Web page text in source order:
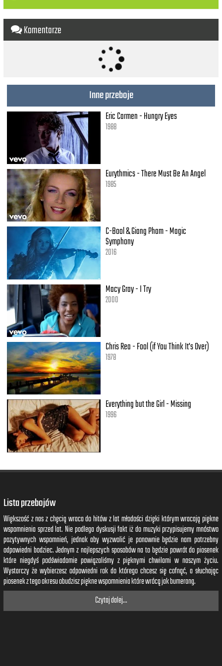
Komentarze
Inne przeboje
Eric Carmen - Hungry Eyes
1988
Eurythmics - There Must Be An Angel
1985
C-Bool & Giang Pham - Magic
Symphony
2016
Macy Gray - I Try
2000
Chris Rea - Fool (if You Think It's Over)
1978
Everything but the Girl - Missing
1996
Lista przebojów
Większość z nas z chęcią wraca do hitów z lat młodości dzięki którym wracają piękne
wspomnienia sprzed lat. Nie podlega dyskusji fakt iż do muzyki przypisujemy mnóstwo
pozytywnych wspomnień, jednak aby wyzwolić je ponownie będzie nam potrzebny
odpowiedni bodziec. Jednym z najlepszych sposobów na to będzie powrót do piosenek
które niegdyś podświadomie powiązaliśmy z pięknymi chwilami w naszym życiu.
Wystarczy że wybierzesz odpowiedni rok do którego chcesz się cofnąć, a słuchając
piosenek z tego okresu obudzisz piękne wspomnienia które wrócą jak bumerang.
Czytaj dalej...